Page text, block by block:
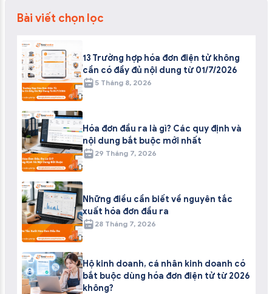
Bài viết chọn lọc
13 Trường hợp hóa đơn điện tử không
cần có đầy đủ nội dung từ 01/7/2026
5 Tháng 8, 2026
Hóa đơn đầu ra là gì? Các quy định và
nội dung bắt buộc mới nhất
29 Tháng 7, 2026
Những điều cần biết về nguyên tắc
xuất hóa đơn đầu ra
28 Tháng 7, 2026
Hộ kinh doanh, cá nhân kinh doanh có
bắt buộc dùng hóa đơn điện tử từ 2026
không?